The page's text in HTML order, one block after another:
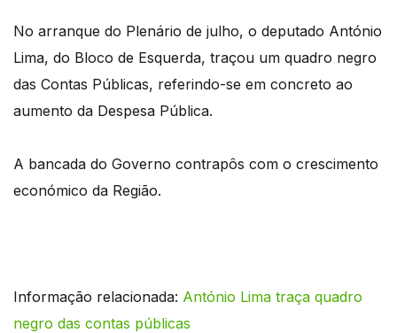
No arranque do Plenário de julho, o deputado António
Lima, do Bloco de Esquerda, traçou um quadro negro
das Contas Públicas, referindo-se em concreto ao
aumento da Despesa Pública.
A bancada do Governo contrapôs com o crescimento
económico da Região.
Informação relacionada: António Lima traça quadro
negro das contas públicas